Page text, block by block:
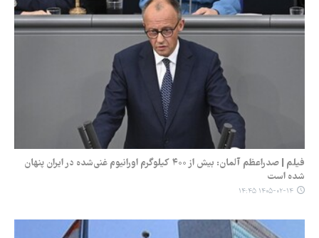
فیلم | صدراعظم آلمان: بیش از ۴۰۰ کیلوگرم اورانیوم غنی‌شده در ایران پنهان
شده است
۱۴۰۵-۰۲-۱۴ ۱۴:۴۵